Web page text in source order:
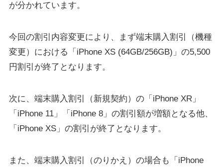
が分かれています。
今回の割引内容変更により、まず端末購入割引（機種
変更）における「iPhone XS (64GB/256GB)」の5,500
円割引が終了となります。
次に、端末購入割引（新規契約）の「iPhone XR」
「iPhone 11」「iPhone 8」の割引額が増額となる他、
「iPhone XS」の割引が終了となります。
また、端末購入割引（のりかえ）の場合も「iPhone